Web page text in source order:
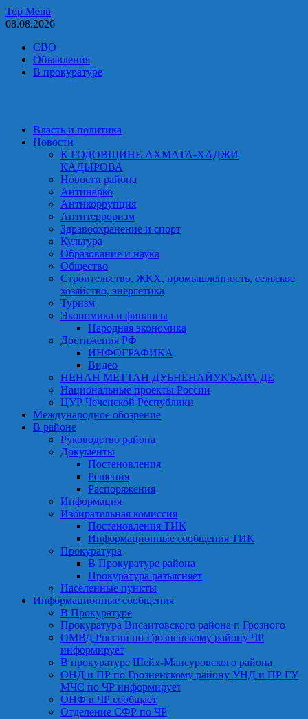
Skip
to
Top Menu
08.08.2026
СВО
Объявления
В прокуратуре
Власть и политика
Новости
К ГОДОВЩИНЕ АХМАТА-ХАДЖИ
КАДЫРОВА
Новости района
Антинарко
Антикоррупция
Антитерроризм
Здравоохранение и спорт
Культура
Образование и наука
Общество
Строительство, ЖКХ, промышленность, сельское
хозяйство, энергетика
Туризм
Экономика и финансы
Народная экономика
Достижения РФ
ИНФОГРАФИКА
Видео
НЕНАН МЕТТАН ДУЬНЕНАЙУКЪАРА ДЕ
Национальные проекты России
ЦУР Чеченской Республики
Международное обозрение
В районе
Руководство района
Документы
Постановления
Решения
Распоряжения
Информация
Избирательная комиссия
Постановления ТИК
Информационные сообщения ТИК
Прокуратура
В Прокуратуре района
Прокуратура разъясняет
Населенные пункты
Информационные сообщения
В Прокуратуре
Прокуратура Висаитовского района г. Грозного
ОМВД России по Грозненскому району ЧР
информирует
В прокуратуре Шейх-Мансуровского района
ОНД и ПР по Грозненскому району УНД и ПР ГУ
МЧС по ЧР информирует
ОНФ в ЧР сообщает
Отделение СФР по ЧР